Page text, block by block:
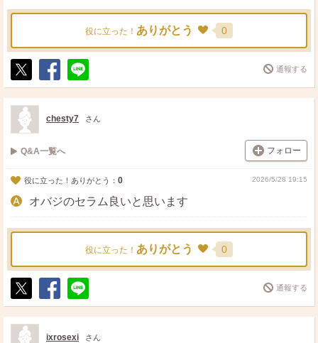
役に立った！ ありがとう 0
ポ
ス
ト
シ
ェ
送
る
通報する
chesty7 さん
Q&A一覧へ フォロー
役に立った！ありがとう： 0 2026/5/28 19:15
オバジのセラム良いと思います
役に立った！ ありがとう 0
ポ
ス
ト
シ
ェ
送
る
通報する
ixrosexi さん